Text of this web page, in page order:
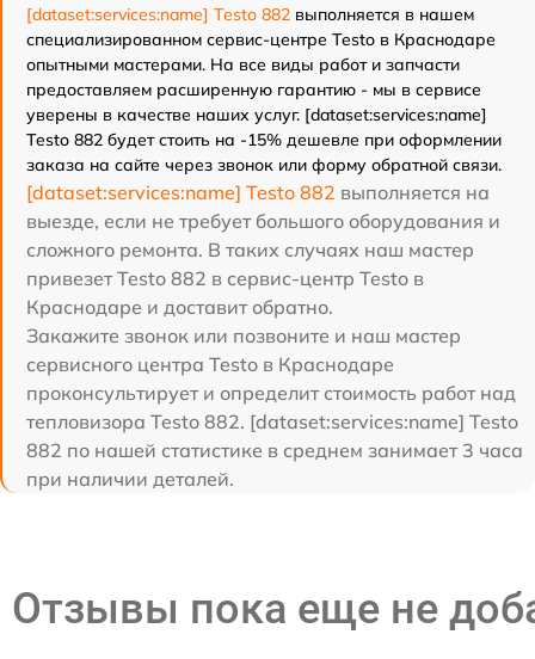
[dataset:services:name] Testo 882 выполняется в нашем
специализированном сервис-центре Testo в Краснодаре
опытными мастерами. На все виды работ и запчасти
предоставляем расширенную гарантию - мы в сервисе
уверены в качестве наших услуг. [dataset:services:name]
Testo 882 будет стоить на -15% дешевле при оформлении
заказа на сайте через звонок или форму обратной связи.
[dataset:services:name] Testo 882 выполняется на
выезде, если не требует большого оборудования и
сложного ремонта. В таких случаях наш мастер
привезет Testo 882 в сервис-центр Testo в
Краснодаре и доставит обратно.
Закажите звонок или позвоните и наш мастер
сервисного центра Testo в Краснодаре
проконсультирует и определит стоимость работ над
тепловизора Testo 882. [dataset:services:name] Testo
882 по нашей статистике в среднем занимает 3 часа
при наличии деталей.
Отзывы пока еще не